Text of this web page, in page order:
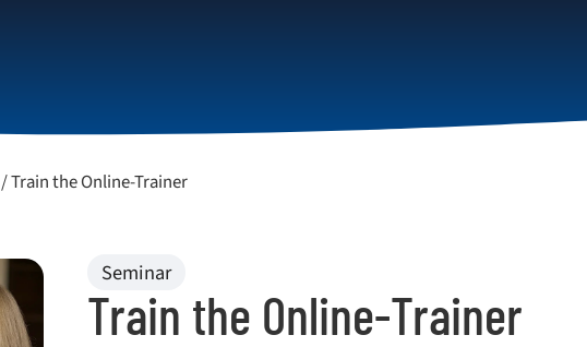
/ Train the Online-Trainer
Seminar
Train the Online-Trainer